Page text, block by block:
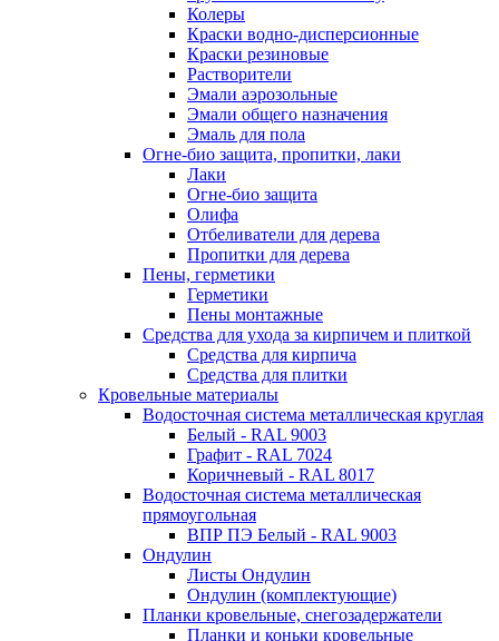
Колеры
Краски водно-дисперсионные
Краски резиновые
Растворители
Эмали аэрозольные
Эмали общего назначения
Эмаль для пола
Огне-био защита, пропитки, лаки
Лаки
Огне-био защита
Олифа
Отбеливатели для дерева
Пропитки для дерева
Пены, герметики
Герметики
Пены монтажные
Средства для ухода за кирпичем и плиткой
Средства для кирпича
Средства для плитки
Кровельные материалы
Водосточная система металлическая круглая
Белый - RAL 9003
Графит - RAL 7024
Коричневый - RAL 8017
Водосточная система металлическая
прямоугольная
ВПР ПЭ Белый - RAL 9003
Ондулин
Листы Ондулин
Ондулин (комплектующие)
Планки кровельные, снегозадержатели
Планки и коньки кровельные